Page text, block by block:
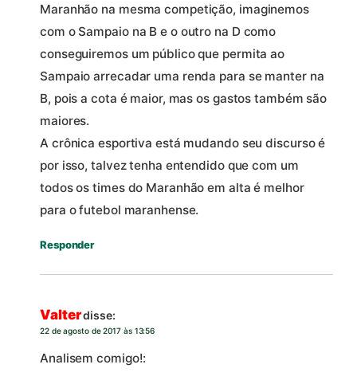
Maranhão na mesma competição, imaginemos
com o Sampaio na B e o outro na D como
conseguiremos um público que permita ao
Sampaio arrecadar uma renda para se manter na
B, pois a cota é maior, mas os gastos também são
maiores.
A crônica esportiva está mudando seu discurso é
por isso, talvez tenha entendido que com um
todos os times do Maranhão em alta é melhor
para o futebol maranhense.
Responder
Valterdisse:
22 de agosto de 2017 às 13:56
Analisem comigo!: